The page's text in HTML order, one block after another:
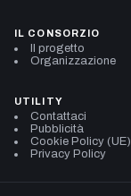
IL CONSORZIO
Il progetto
Organizzazione
UTILITY
Contattaci
Pubblicità
Cookie Policy (UE)
Privacy Policy